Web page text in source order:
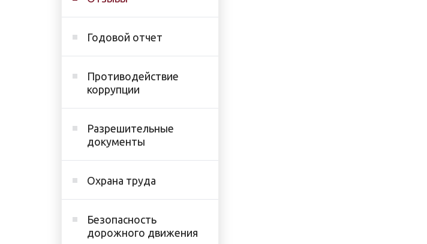
Годовой отчет
Противодействие
коррупции
Разрешительные
документы
Охрана труда
Безопасность
дорожного движения